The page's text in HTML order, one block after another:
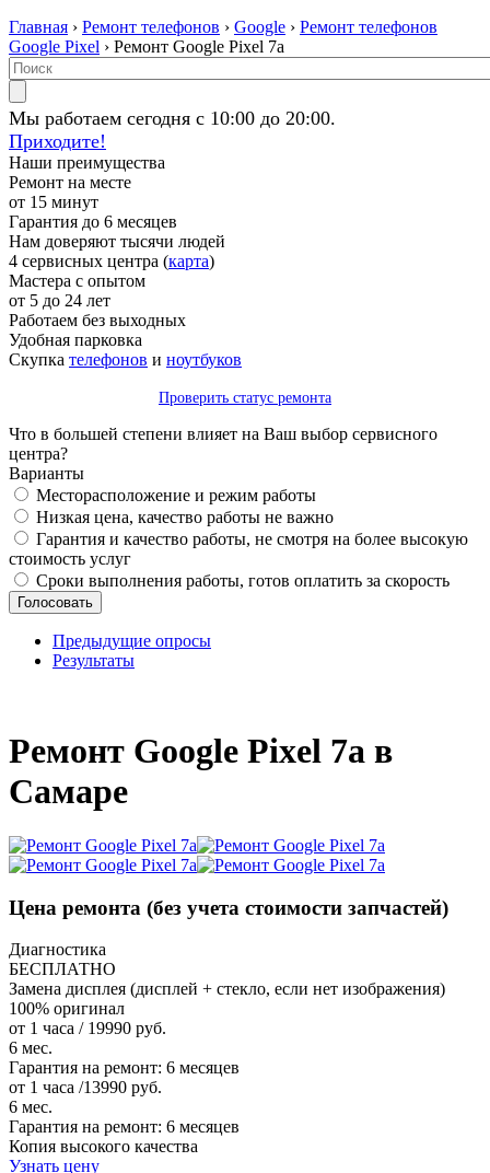
Главная › Ремонт телефонов › Google › Ремонт телефонов
Google Pixel › Ремонт Google Pixel 7a
Мы работаем сегодня с 10:00 до 20:00.
Приходите!
Наши преимущества
Ремонт на месте
от 15 минут
Гарантия до 6 месяцев
Нам доверяют тысячи людей
4 сервисных центра (карта)
Мастера с опытом
от 5 до 24 лет
Работаем без выходных
Удобная парковка
Скупка телефонов и ноутбуков
Проверить статус ремонта
Что в большей степени влияет на Ваш выбор сервисного
центра?
Варианты
Месторасположение и режим работы
Низкая цена, качество работы не важно
Гарантия и качество работы, не смотря на более высокую
стоимость услуг
Сроки выполнения работы, готов оплатить за скорость
Предыдущие опросы
Результаты
Ремонт Google Pixel 7a в
Самаре
Цена ремонта (без учета стоимости запчастей)
Диагностика
БЕСПЛАТНО
Замена дисплея (дисплей + стекло, если нет изображения)
100% оригинал
от 1 часа / 19990 руб.
6 мес.
Гарантия на ремонт: 6 месяцев
от 1 часа /13990 руб.
6 мес.
Гарантия на ремонт: 6 месяцев
Копия высокого качества
Узнать цену